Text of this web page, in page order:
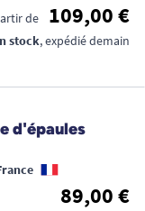
de 109,00 €
stock, expédié demain
d'épaules
89,00 €